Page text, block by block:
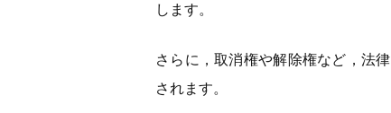
します。
さらに，取消権や解除権など，法
されます。